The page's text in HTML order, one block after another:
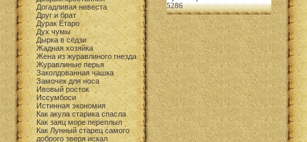
Догадливая невеста
Друг и брат
Дурак Ётаро
Дух чумы
Дырка в сёдзи
Жадная хозяйка
Жена из журавлиного гнезда
Журавлиные перья
Заколдованная чашка
Замочек для носа
Ивовый росток
Иссумбоси
Истинная экономия
Как акула старика спасла
Как заяц море переплыл
Как Лунный старец самого
доброго зверя искал
5286